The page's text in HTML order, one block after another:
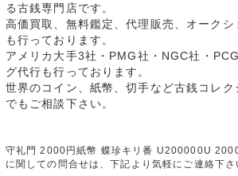
る古銭専門店です。
高価買取、無料鑑定、代理販売、オークシ
も行っております。
アメリカ大手3社・PMG社・NGC社・
グ代行も行っております。
世界のコイン、紙幣、切手など古銭コレ
でもご相談下さい。
守礼門 2000円紙幣 蝶珍キリ番 U200000U
に関しての問合せは、下記より気軽にご連絡下さ